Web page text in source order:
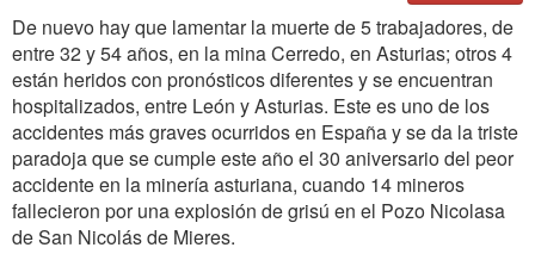
De nuevo hay que lamentar la muerte de 5 trabajadores, de
entre 32 y 54 años, en la mina Cerredo, en Asturias; otros 4
están heridos con pronósticos diferentes y se encuentran
hospitalizados, entre León y Asturias. Este es uno de los
accidentes más graves ocurridos en España y se da la triste
paradoja que se cumple este año el 30 aniversario del peor
accidente en la minería asturiana, cuando 14 mineros
fallecieron por una explosión de grisú en el Pozo Nicolasa
de San Nicolás de Mieres.